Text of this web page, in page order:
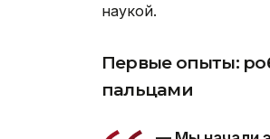
наукой.
Первые опыты:
пальцами